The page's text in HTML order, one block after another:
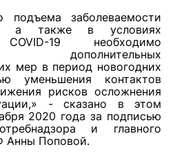
подъема заболеваемости
а также в условиях
COVID-19 необходимо
мер в период новогодних
уменьшения контактов
рисков осложнения
- сказано в этом
2020 года за подписью
и главного
Анны Поповой.